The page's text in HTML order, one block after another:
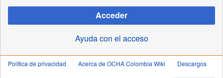
Acceder
Ayuda con el acceso
Política de privacidad Acerca de OCHA Colombia Wiki Descargos